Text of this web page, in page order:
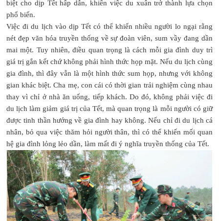
biệt cho dịp Tết hấp dẫn, khiến việc du xuân trở thành lựa chọn
phổ biến.
Việc đi du lịch vào dịp Tết có thể khiến nhiều người lo ngại rằng
nét đẹp văn hóa truyền thống về sự đoàn viên, sum vầy đang dần
mai một. Tuy nhiên, điều quan trọng là cách mỗi gia đình duy trì
giá trị gắn kết chứ không phải hình thức họp mặt. Nếu du lịch cùng
gia đình, thì đây vẫn là một hình thức sum họp, nhưng với không
gian khác biệt. Cha mẹ, con cái có thời gian trải nghiệm cùng nhau
thay vì chỉ ở nhà ăn uống, tiếp khách. Do đó, không phải việc đi
du lịch làm giảm giá trị của Tết, mà quan trọng là mỗi người có giữ
được tinh thần hướng về gia đình hay không. Nếu chỉ đi du lịch cá
nhân, bỏ qua việc thăm hỏi người thân, thì có thể khiến mối quan
hệ gia đình lỏng lẻo dần, làm mất đi ý nghĩa truyền thống của Tết.